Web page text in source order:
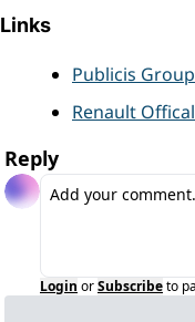
Links
Publicis
Renault
Reply
Login orSubscribeto